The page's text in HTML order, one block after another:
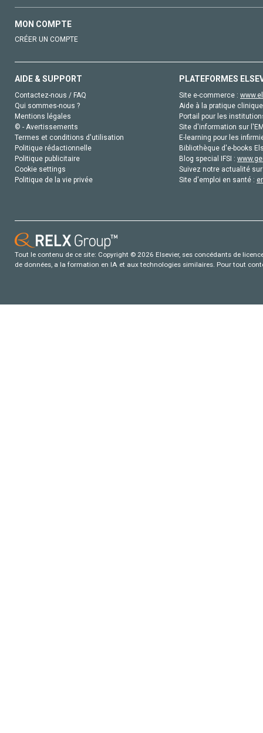
MON COMPTE
CRÉER UN COMPTE
AIDE & SUPPORT
Contactez-nous / FAQ
Qui sommes-nous ?
Mentions légales
© - Avertissements
Termes et conditions d'utilisation
Politique rédactionnelle
Politique publicitaire
Cookie settings
Politique de la vie privée
PLATEFORMES
Site e-commerce :
Aide à la pratique
Portail pour les
Site d'information sur
E-learning pour les
Bibliothèque d'e-books
Blog special IFSI :
Suivez notre actualité
Site d'emploi en santé :
Tout le contenu de ce site: Copyright © 2026 Elsevier, ses concédants de
de données, a la formation en IA et aux technologies similaires. Pour tout